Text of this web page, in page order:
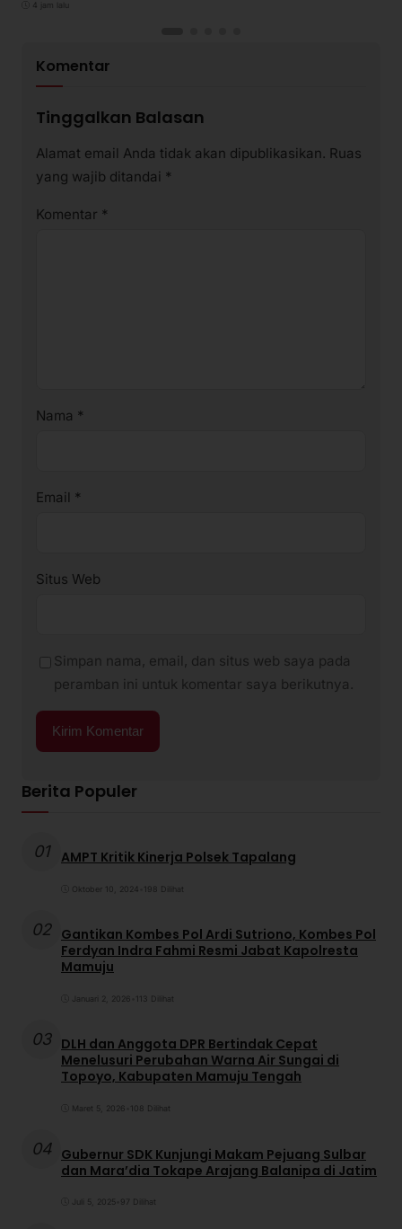
4 jam lalu
Komentar
Tinggalkan Balasan
Alamat email Anda tidak akan dipublikasikan. Ruas
yang wajib ditandai *
Komentar *
Nama *
Email *
Situs Web
Simpan nama, email, dan situs web saya pada
peramban ini untuk komentar saya berikutnya.
Berita Populer
01 AMPT Kritik Kinerja Polsek Tapalang
Oktober 10, 2024 198 Dilihat
02 Gantikan Kombes Pol Ardi Sutriono, Kombes Pol
Ferdyan Indra Fahmi Resmi Jabat Kapolresta
Mamuju
Januari 2, 2026 113 Dilihat
03 DLH dan Anggota DPR Bertindak Cepat
Menelusuri Perubahan Warna Air Sungai di
Topoyo, Kabupaten Mamuju Tengah
Maret 5, 2026 108 Dilihat
04 Gubernur SDK Kunjungi Makam Pejuang Sulbar
dan Mara’dia Tokape Arajang Balanipa di Jatim
Juli 5, 2025 97 Dilihat